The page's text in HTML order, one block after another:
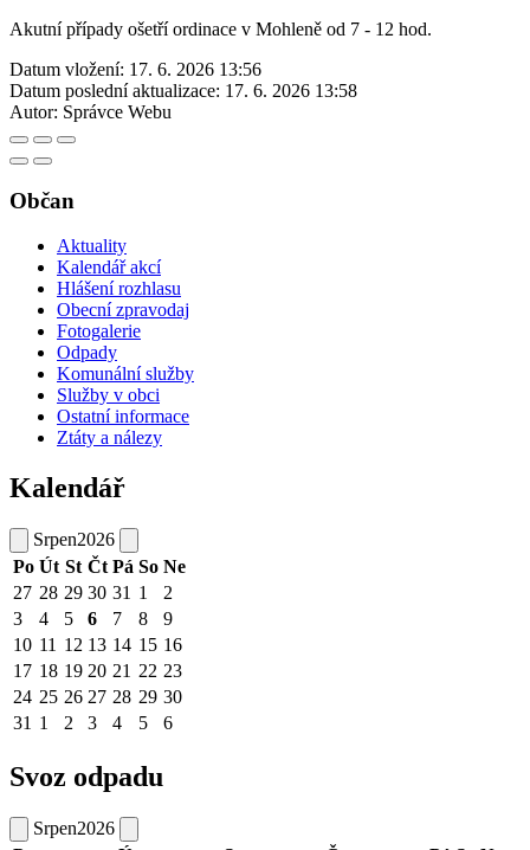
Akutní případy ošetří ordinace v Mohleně od 7 - 12 hod.
Datum vložení: 17. 6. 2026 13:56
Datum poslední aktualizace: 17. 6. 2026 13:58
Autor: Správce Webu
Občan
Aktuality
Kalendář akcí
Hlášení rozhlasu
Obecní zpravodaj
Fotogalerie
Odpady
Komunální služby
Služby v obci
Ostatní informace
Ztáty a nálezy
Kalendář
Srpen2026
Po Út St Čt Pá So Ne
27 28 29 30 31 1
2
3
4 5 6 7 8
9
10 11 12 13 14 15 16
17 18 19 20 21 22 23
24 25 26 27 28 29 30
31 1 2 3 4 5 6
Svoz odpadu
Srpen2026